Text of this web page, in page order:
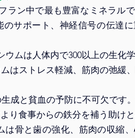
ラン中で最も豊富なミネラル
サポート、神経信号の伝達
ムは人体内で300以上の生化
はストレス軽減、筋肉の弛緩
成と貧血の予防に不可欠です
り食事からの鉄分を補う助けと
は骨と歯の強化、筋肉の収縮